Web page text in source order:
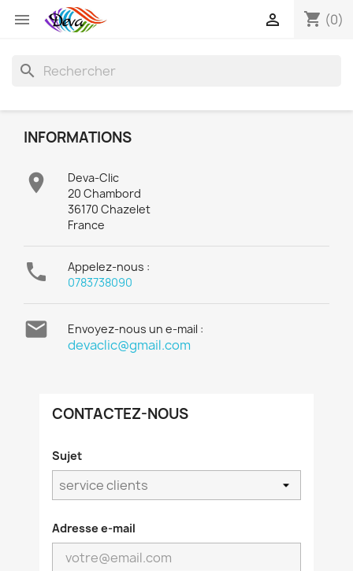
 shopping_cart (0)

search
INFORMATIONS

Deva-Clic
20 Chambord
36170 Chazelet
France

Appelez-nous :
0783738090
 Envoyez-nous un e-mail :
devaclic@gmail.com
CONTACTEZ-NOUS
Sujet
Adresse e-mail